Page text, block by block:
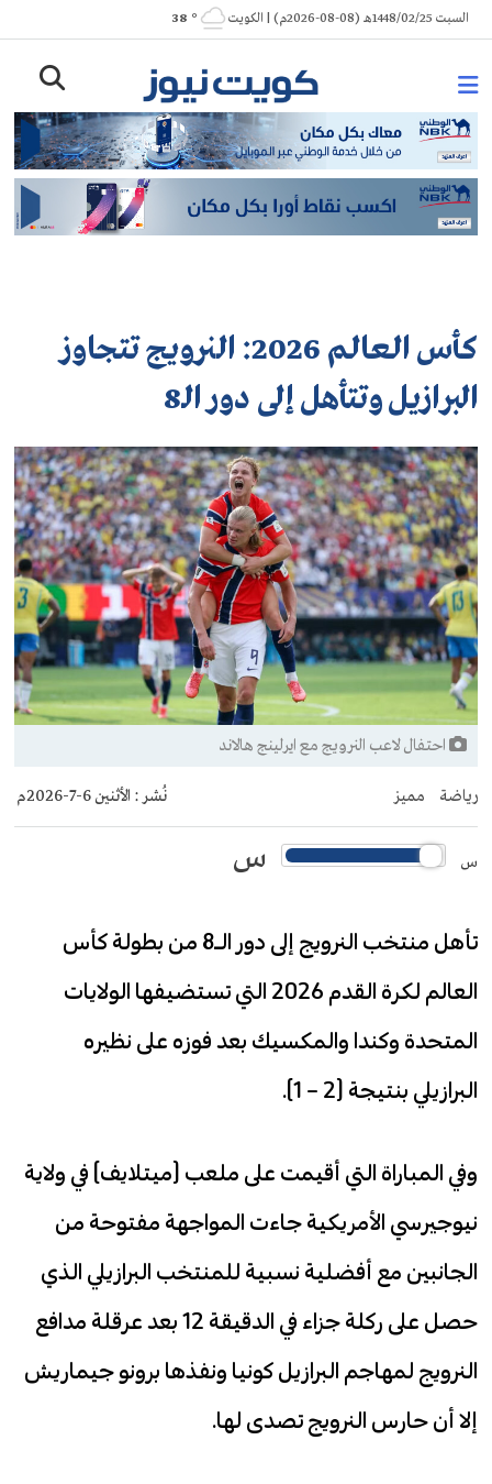
Skip
to
السبت 1448/02/25هـ (08-08-2026م) | الكويت ° 38
كأس العالم 2026: النرويج تتجاوز
البرازيل وتتأهل إلى دور الـ8
احتفال لاعب النرويج مع ايرلينج هالاند
رياضة مميز نُشر : الأثنين 6-7-2026م
س س
تأهل منتخب النرويج إلى دور الـ8 من بطولة كأس
العالم لكرة القدم 2026 التي تستضيفها الولايات
المتحدة وكندا والمكسيك بعد فوزه على نظيره
البرازيلي بنتيجة (2 – 1).
وفي المباراة التي أقيمت على ملعب (ميتلايف) في ولاية
نيوجيرسي الأمريكية جاءت المواجهة مفتوحة من
الجانبين مع أفضلية نسبية للمنتخب البرازيلي الذي
حصل على ركلة جزاء في الدقيقة 12 بعد عرقلة مدافع
النرويج لمهاجم البرازيل كونيا ونفذها برونو جيماريش
إلا أن حارس النرويج تصدى لها.